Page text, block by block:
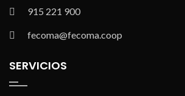
915 221 900
fecoma@fecoma.coop
SERVICIOS